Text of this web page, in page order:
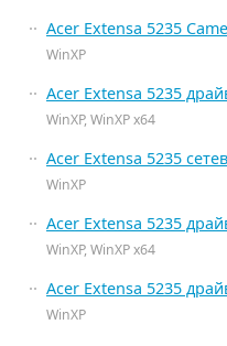
Acer Extensa 5235
WinXP
Acer Extensa 5235
WinXP, WinXP x64
Acer Extensa 5235
WinXP
Acer Extensa 5235
WinXP, WinXP x64
Acer Extensa 5235
WinXP